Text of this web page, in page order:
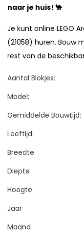
naar je huis! 🐪
Je kunt online LEGO
(21058) huren. Bouw
rest van de
Aantal Blokjes:
Model:
Gemiddelde Bouwtijd:
Leeftijd:
Breedte
Diepte
Hoogte
Jaar
Maand